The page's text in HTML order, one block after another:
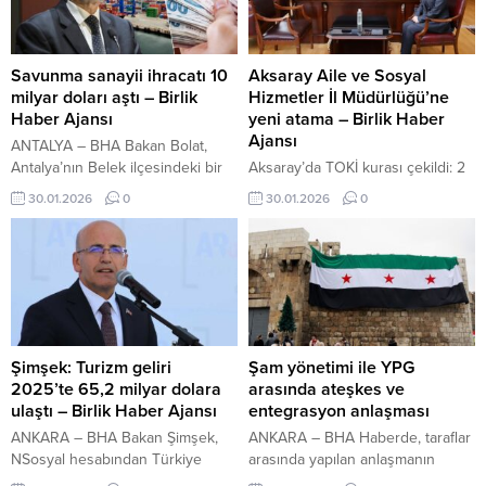
Fikri Ataoğlu, başkentin tarihi ve
turistik ilesi Beypazarı’nda,
Belediye tarafından Kıbrıs evi
olarak düzenlenmesi yönünde
tahsis ettiği konakta
incelemelerde bulundu. Kuzey
Kıbrıs Türk Cumhuriyeti
Hükümeti’nin Başbakan
yardımcısı, Turizm, Gençlik ve
Çevre Bakanı Fikri Ataoğlu,
Beypazarı ziyaretinde...
emniyet görevlileri dahil olmak
üzere toplam 208 personel görev
alacak. İki oturum ve dört
bölümden (okuma, dinleme,
konuşma ve yazma) oluşan e-TEP,
saat...
Savunma sanayii ihracatı 10
milyar doları aştı – Birlik
Haber Ajansı
ANTALYA – BHA Bakan Bolat,
Antalya’nın Belek ilçesindeki bir
otelde düzenlenen “5. Savunma
ve Havacılık Sanayiinde Küresel
Stratejiler Konferansı”nda yaptığı
konuşmada, Türkiye’nin küresel
ölçekte birçok sektörde kalite ve
rekabetçiliğin sembolü haline
geldiğini söyledi. Türkiye’nin tarım
ürünlerinin lezzetiyle öne
çıktığını, hizmet sektöründe ise
özellikle Antalya başta olmak
üzere pek çok destinasyonun...
30.01.2026 0
Aksaray Aile ve Sosyal
Hizmetler İl Müdürlüğü’ne
yeni atama – Birlik Haber
Ajansı
Aksaray’da TOKİ kurası çekildi: 2
bin 353 aile ev hayaline kavuştu
İçeriği Görüntüle YAŞAR
SARIKAYA / AKSARAY – BHA
Ziyarette, il genelinde yürütülen
sosyal hizmet çalışmaları ve yeni
dönemde hayata geçirilmesi
planlanan projeler hakkında
değerlendirmelerde bulunuldu.
Vali Murat Duru, Aile ve Sosyal
Hizmetler İl Müdürü olarak atanan
Sezgi Arpacı Elaldı’ya...
30.01.2026 0
Şimşek: Turizm geliri
2025’te 65,2 milyar dolara
ulaştı – Birlik Haber Ajansı
ANKARA – BHA Bakan Şimşek,
NSosyal hesabından Türkiye
İstatistik Kurumu tarafından
Şam yönetimi ile YPG
arasında ateşkes ve
entegrasyon anlaşması
ANKARA – BHA Haberde, taraflar
arasında yapılan anlaşmanın
sahadaki çatışmaların